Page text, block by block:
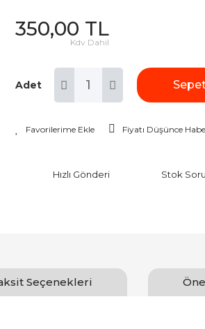
350,00 TL
Kdv Dahil
Adet
Fiyatı Düşünce
Hızlı Gönderi Stok
Seçenekleri